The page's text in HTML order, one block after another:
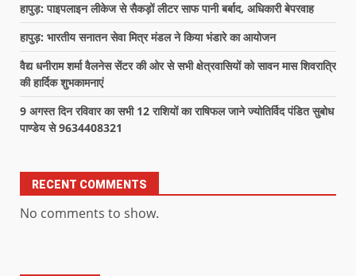
हापुड़: पाइपलाइन लीकेज से सैकड़ों लीटर साफ पानी बर्बाद, अधिकारी बेपरवाह
हापुड़: भारतीय सनातन सेवा मित्र मंडल ने किया भंडारे का आयोजन
वैद्य धनीराम शर्मा वैलनेस सेंटर की ओर से सभी क्षेत्रवासियों को सावन मास शिवरात्रि
की हार्दिक शुभकामनाएं
9 अगस्त दिन रविवार का सभी 12 राशियों का राषिफल जाने ज्योतिर्विद पंडित सुबोध
पाण्डेय से 9634408321
RECENT COMMENTS
No comments to show.